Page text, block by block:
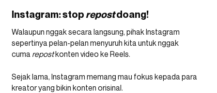
Instagram: stop repostdoang!
Walaupun nggak secara langsung, pihak Instagram
sepertinya pelan-pelan menyuruh kita untuk nggak
cuma repostkonten video ke Reels.
Sejak lama, Instagram memang mau fokus kepada para
kreator yang bikin konten orisinal.